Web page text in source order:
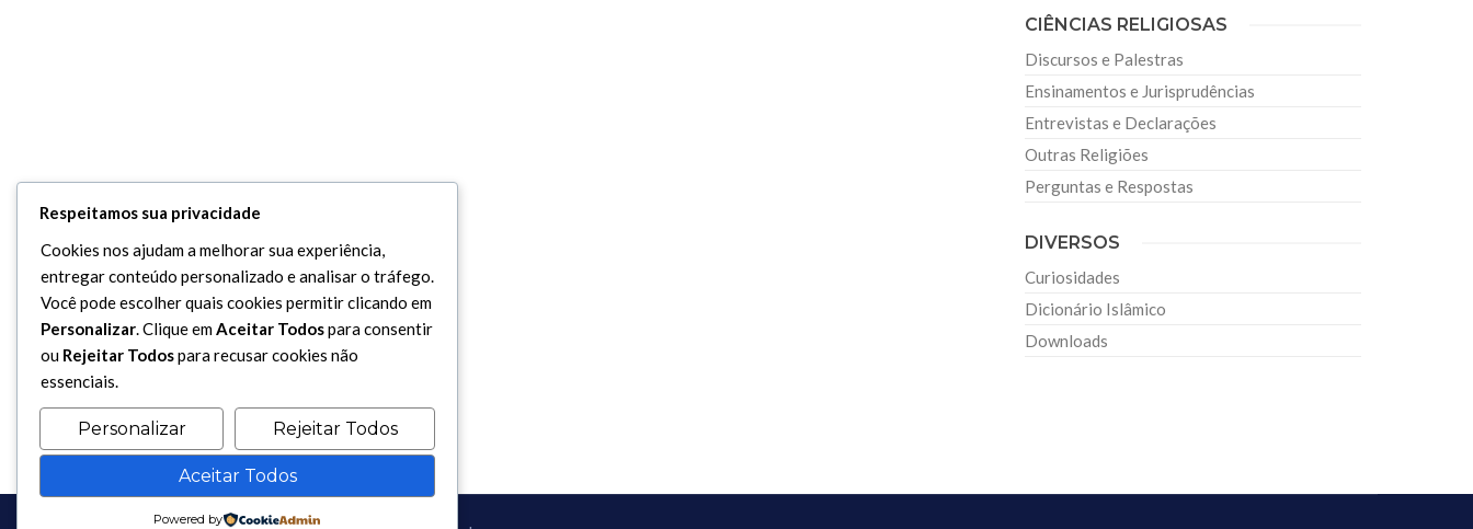
CIÊNCIAS RELIGIOSAS
Discursos e Palestras
Ensinamentos e Jurisprudências
Entrevistas e Declarações
Outras Religiões
Perguntas e Respostas
DIVERSOS
Curiosidades
Dicionário Islâmico
Downloads
Respeitamos sua privacidade
Cookies nos ajudam a melhorar sua experiência,
entregar conteúdo personalizado e analisar o tráfego.
Você pode escolher quais cookies permitir clicando em
Personalizar. Clique emAceitar Todospara consentir
ou Rejeitar Todospara recusar cookies não
essenciais.
Personalizar Rejeitar Todos
Aceitar Todos
Powered by